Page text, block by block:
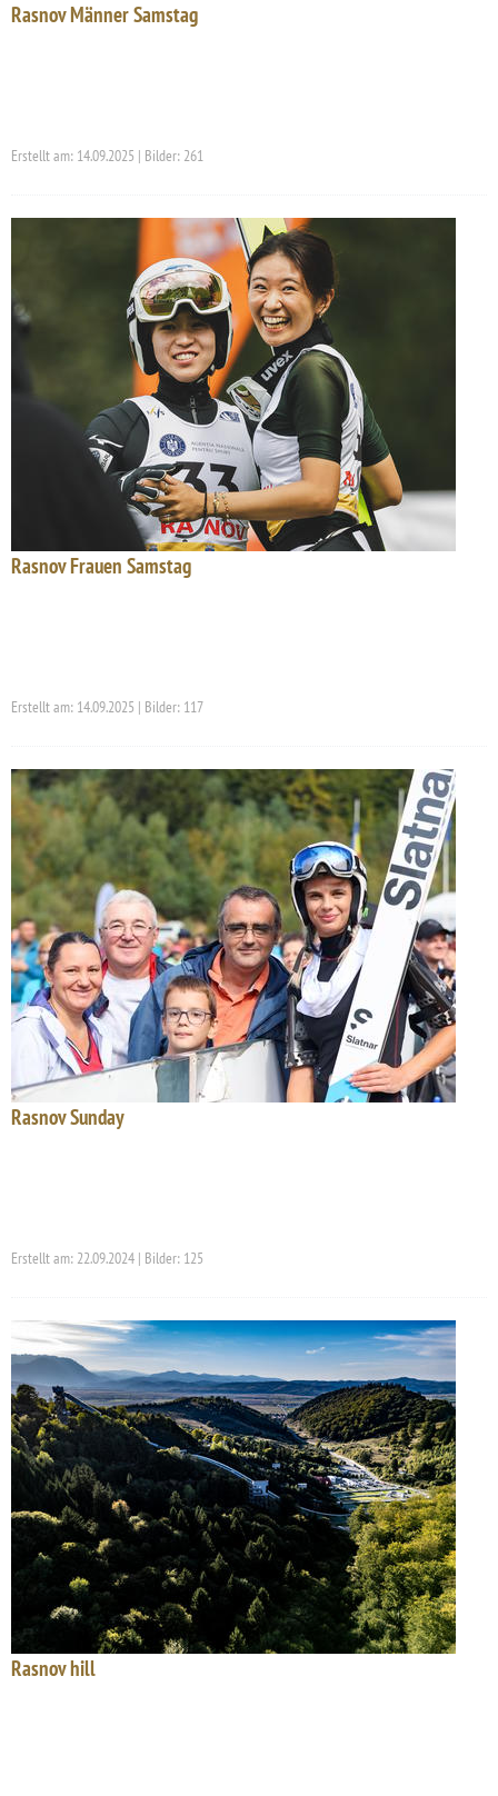
Rasnov Männer Samstag
Erstellt am: 14.09.2025 | Bilder: 261
Rasnov Frauen Samstag
Erstellt am: 14.09.2025 | Bilder: 117
Rasnov Sunday
Erstellt am: 22.09.2024 | Bilder: 125
Rasnov hill